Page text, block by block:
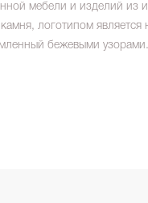
мебели и изделий из
логотипом
бежевыми